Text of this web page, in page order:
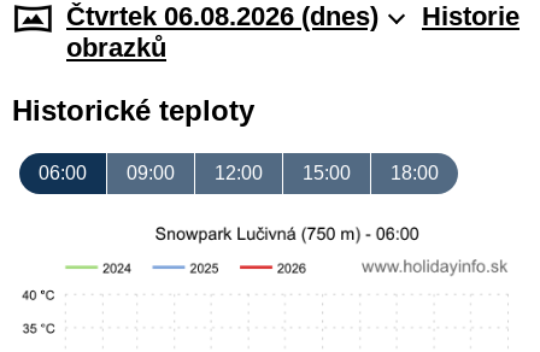
Čtvrtek 06.08.2026 (dnes)
Historie
obrazků
Historické teploty
06:00 09:00 12:00 15:00 18:00